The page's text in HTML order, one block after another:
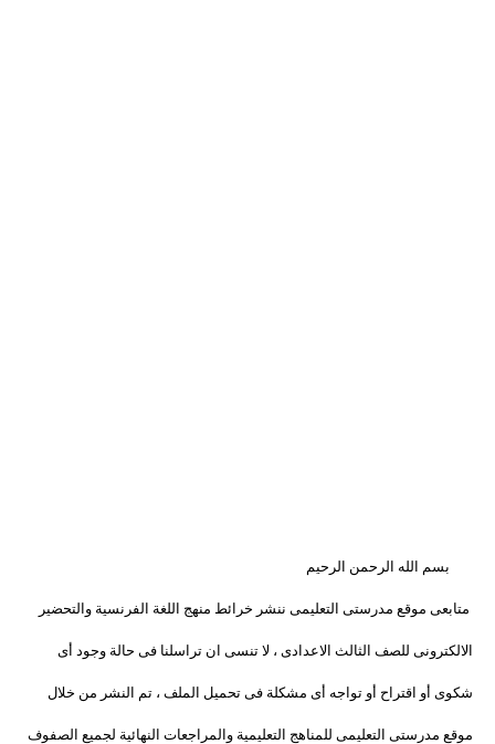
بسم الله الرحمن الرحيم
متابعى موقع مدرستى التعليمى ننشر خرائط منهج اللغة الفرنسية والتحضير
الالكترونى للصف الثالث الاعدادى ، لا تنسى ان تراسلنا فى حالة وجود أى
شكوى أو اقتراح أو تواجه أى مشكلة فى تحميل الملف ، تم النشر من خلال
موقع مدرستى التعليمى للمناهج التعليمية والمراجعات النهائية لجميع الصفوف